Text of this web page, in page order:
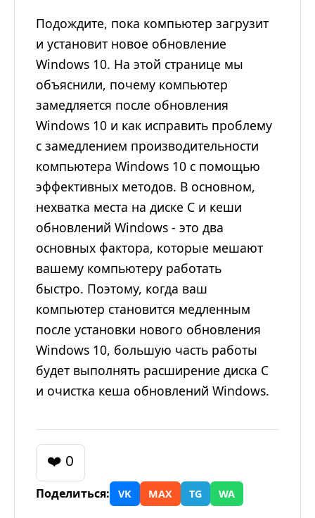
Подождите, пока компьютер загрузит
и установит новое обновление
Windows 10. На этой странице мы
объяснили, почему компьютер
замедляется после обновления
Windows 10 и как исправить проблему
с замедлением производительности
компьютера Windows 10 с помощью
эффективных методов. В основном,
нехватка места на диске C и кеши
обновлений Windows - это два
основных фактора, которые мешают
вашему компьютеру работать
быстро. Поэтому, когда ваш
компьютер становится медленным
после установки нового обновления
Windows 10, большую часть работы
будет выполнять расширение диска C
и очистка кеша обновлений Windows.
❤️ 0
Поделиться: VK MAX TG WA